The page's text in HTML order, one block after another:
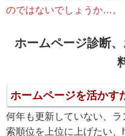
のではないでしょうか…。
ホームページ診断
ホームページを活かす
何年も更新していない、
索順位を上位に上げたい